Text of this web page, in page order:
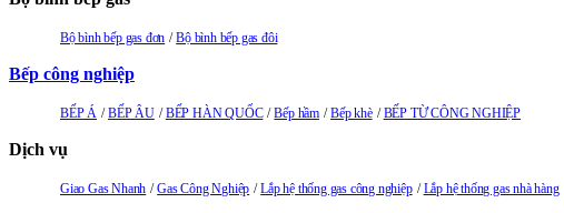
Bộ bình bếp gas đơn Bộ bình bếp gas đôi
Bếp công nghiệp
BẾP Á BẾP ÂU BẾP HÀN QUỐC Bếp hầm Bếp khè BẾP TỪ CÔNG NGHIỆP
Dịch vụ
Giao Gas Nhanh Gas Công Nghiệp Lắp hệ thống gas công nghiệp Lắp hệ thống gas nhà hàng